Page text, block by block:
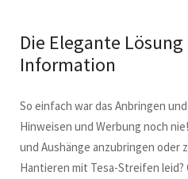
Die Elegante
Information
So einfach war das Anbringen
Hinweisen und Werbung noch
und Aushänge anzubringen oder
Hantieren mit Tesa-Streifen leid?